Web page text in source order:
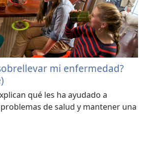
mi enfermedad?
qué les ha ayudado a
de salud y mantener una